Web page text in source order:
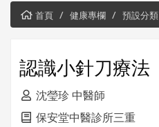
首頁 健康專欄 預設分類
認識⼩針⼑療法
沈瑩珍 中醫師
保安堂中醫診所三重